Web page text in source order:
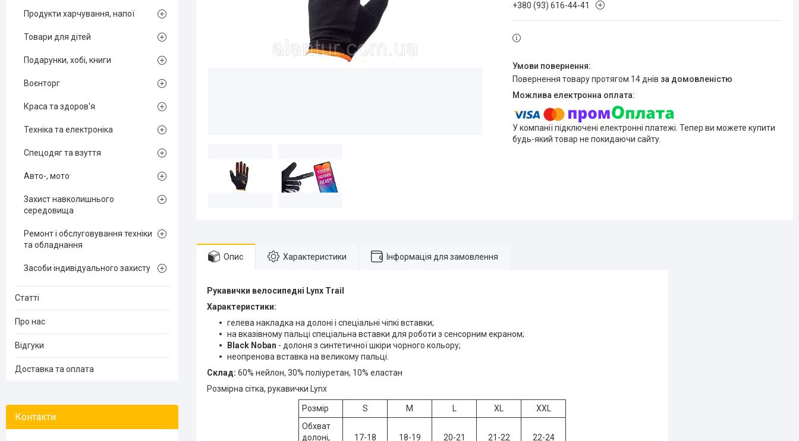
+380 (93) 616-44-41
повернення товару протягом 14 днів за домовленістю
У компанії підключені електронні платежі. Тепер ви можете купити
будь-який товар не покидаючи сайту.
Опис Характеристики Інформація для замовлення
Рукавички велосипедні Lynx Trail
Характеристики:
гелева накладка на долоні і спеціальні чіпкі вставки;
на вказівному пальці спеціальна вставки для роботи з сенсорним екраном;
Black Noban - долоня з синтетичної шкіри чорного кольору;
неопренова вставка на великому пальці.
Склад: 60% нейлон, 30% поліуретан, 10% еластан
Розмірна сітка, рукавички Lynx
Розмір S M XL
XXL
Обхват
долоні,
17-18 18-19 20-21 21-22 22-24
Продукти харчування, напої
Товари для дітей
Подарунки, хобі, книги
Воєнторг
Краса та здоров'я
Техніка та електроніка
Спецодяг та взуття
Авто-, мото
Захист навколишнього
середовища
Ремонт і обслуговування техніки
та обладнання
Засоби індивідуального захисту
Статті
Про нас
Відгуки
Доставка та оплата